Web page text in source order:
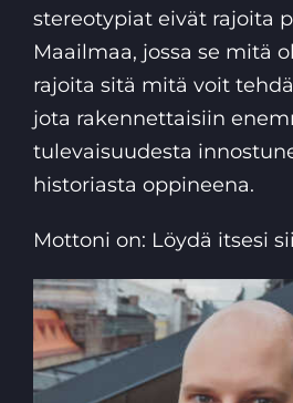
stereotypiat eivät rajoita
Maailmaa, jossa se mitä
rajoita sitä mitä voit
jota rakennettaisiin
tulevaisuudesta
historiasta oppineena.
Mottoni on: Löydä itsesi